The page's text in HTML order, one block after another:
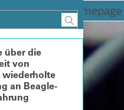
Zurück zur Homepage
über die
von
wiederholte
an Beagle-